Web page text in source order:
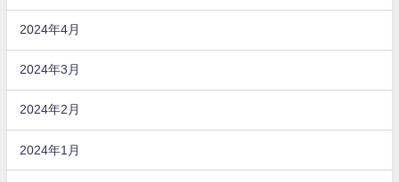
2024年4月
2024年3月
2024年2月
2024年1月